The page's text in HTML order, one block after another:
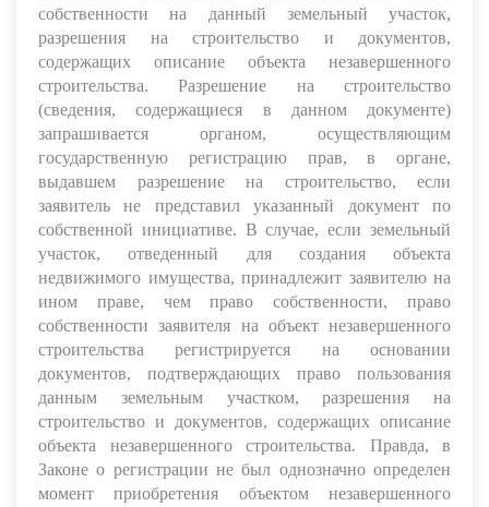
собственности на данный земельный участок,
разрешения на строительство и документов,
содержащих описание объекта незавершенного
строительства. Разрешение на строительство
(сведения, содержащиеся в данном документе)
запрашивается органом, осуществляющим
государственную регистрацию прав, в органе,
выдавшем разрешение на строительство, если
заявитель не представил указанный документ по
собственной инициативе. В случае, если земельный
участок, отведенный для создания объекта
недвижимого имущества, принадлежит заявителю на
ином праве, чем право собственности, право
собственности заявителя на объект незавершенного
строительства регистрируется на основании
документов, подтверждающих право пользования
данным земельным участком, разрешения на
строительство и документов, содержащих описание
объекта незавершенного строительства. Правда, в
Законе о регистрации не был однозначно определен
момент приобретения объектом незавершенного